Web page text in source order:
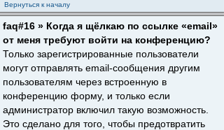
Вернуться к началу
faq#16 » Когда я щёлкаю по ссылке «email»
от меня требуют войти на конференцию?
Только зарегистрированные пользователи
могут отправлять email-сообщения другим
пользователям через встроенную в
конференцию форму, и только если
администратор включил такую возможность.
Это сделано для того, чтобы предотвратить